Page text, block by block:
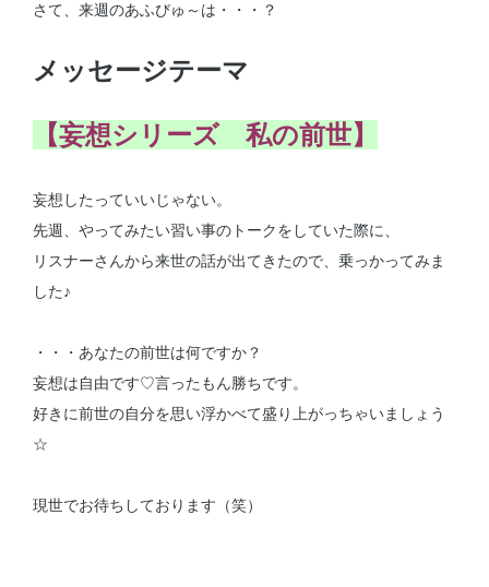
さて、来週のあふびゅ～は・・・？
メッセージテーマ
【妄想シリーズ 私の前世】
妄想したっていいじゃない。
先週、やってみたい習い事のトークをしていた際に、
リスナーさんから来世の話が出てきたので、乗っかってみま
した♪
・・・あなたの前世は何ですか？
妄想は自由です♡言ったもん勝ちです。
好きに前世の自分を思い浮かべて盛り上がっちゃいましょう
☆
現世でお待ちしております（笑）